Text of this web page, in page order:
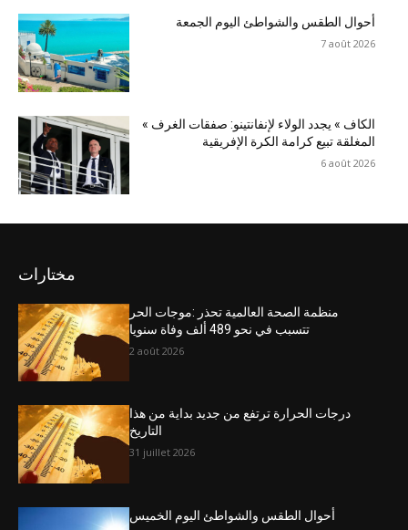
أحوال الطقس والشواطئ اليوم الجمعة
7 août 2026
« الكاف » يجدد الولاء لإنفانتينو: صفقات الغرف
المغلقة تبيع كرامة الكرة الإفريقية
6 août 2026
مختارات
منظمة الصحة العالمية تحذر :موجات الحر
تتسبب في نحو 489 ألف وفاة سنويا
2 août 2026
درجات الحرارة ترتفع من جديد بداية من هذا
التاريخ
31 juillet 2026
أحوال الطقس والشواطئ اليوم الخميس